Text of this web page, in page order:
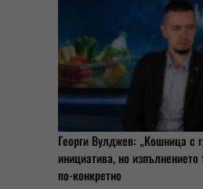
Георги Вулджев: „Кошница с
инициатива, но
по-конкретно